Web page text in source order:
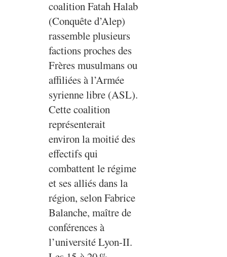
coalition Fatah Halab
(Conquête d’Alep)
rassemble plusieurs
factions proches des
Frères musulmans ou
affiliées à l’Armée
syrienne libre (ASL).
Cette coalition
représenterait
environ la moitié des
effectifs qui
combattent le régime
et ses alliés dans la
région, selon Fabrice
Balanche, maître de
conférences à
l’université Lyon-II.